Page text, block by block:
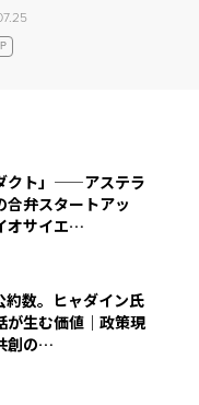
クト」——アステラ
弁スタートアッ
オサイエ…
約数。ヒャダイン氏
が生む価値｜政策現
創の…